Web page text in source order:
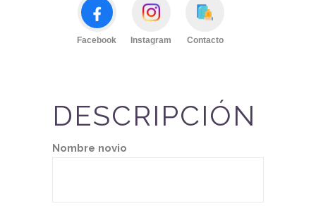
Facebook Instagram Contacto
DESCRIPCIÓN
Nombre novio